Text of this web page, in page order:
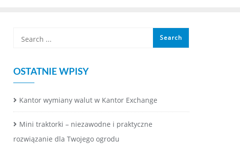
OSTATNIE WPISY
Kantor wymiany walut w Kantor Exchange
Mini traktorki – niezawodne i praktyczne
rozwiązanie dla Twojego ogrodu